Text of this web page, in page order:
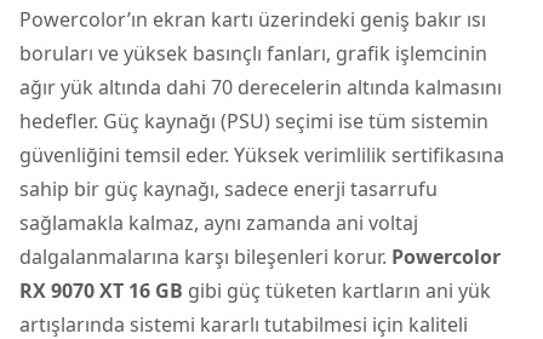
Powercolor’ın ekran kartı üzerindeki geniş bakır ısı
boruları ve yüksek basınçlı fanları, grafik işlemcinin
ağır yük altında dahi 70 derecelerin altında kalmasını
hedefler. Güç kaynağı (PSU) seçimi ise tüm sistemin
güvenliğini temsil eder. Yüksek verimlilik sertifikasına
sahip bir güç kaynağı, sadece enerji tasarrufu
sağlamakla kalmaz, aynı zamanda ani voltaj
dalgalanmalarına karşı bileşenleri korur. Powercolor
RX 9070 XT 16 GB gibi güç tüketen kartların ani yük
artışlarında sistemi kararlı tutabilmesi için kaliteli